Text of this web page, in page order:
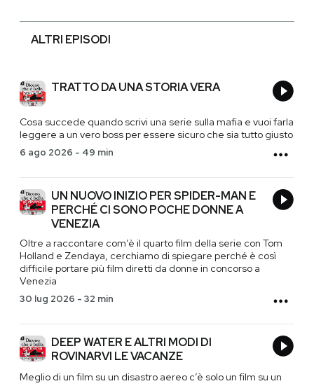
ALTRI EPISODI
TRATTO DA UNA STORIA VERA
Cosa succede quando scrivi una serie sulla mafia e vuoi farla
leggere a un vero boss per essere sicuro che sia tutto giusto
6 ago 2026 - 49 min
UN NUOVO INIZIO PER SPIDER-MAN E
PERCHÉ CI SONO POCHE DONNE A
VENEZIA
Oltre a raccontare com’è il quarto film della serie con Tom
Holland e Zendaya, cerchiamo di spiegare perché è così
difficile portare più film diretti da donne in concorso a
Venezia
30 lug 2026 - 32 min
DEEP WATER E ALTRI MODI DI
ROVINARVI LE VACANZE
Meglio di un film su un disastro aereo c’è solo un film su un